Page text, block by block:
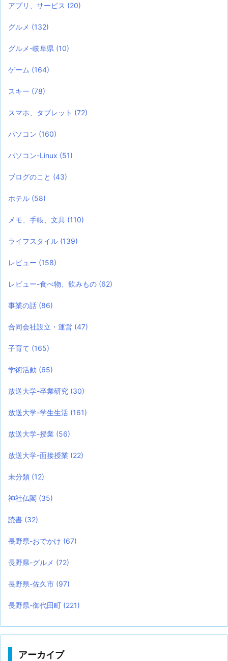
アプリ、サービス (20)
グルメ (132)
グルメ-岐阜県 (10)
ゲーム (164)
スキー (78)
スマホ、タブレット (72)
パソコン (160)
パソコン-Linux (51)
ブログのこと (43)
ホテル (58)
メモ、手帳、文具 (110)
ライフスタイル (139)
レビュー (158)
レビュー-食べ物、飲みもの (62)
事業の話 (86)
合同会社設立・運営 (47)
子育て (165)
学術活動 (65)
放送大学-卒業研究 (30)
放送大学-学生生活 (161)
放送大学-授業 (56)
放送大学-面接授業 (22)
未分類 (12)
神社仏閣 (35)
読書 (32)
長野県-おでかけ (67)
長野県-グルメ (72)
長野県-佐久市 (97)
長野県-御代田町 (221)
アーカイブ